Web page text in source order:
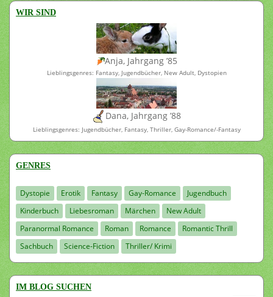
WIR SIND
Anja, Jahrgang ’85
Lieblingsgenres: Fantasy, Jugendbücher, New Adult, Dystopien
Dana, Jahrgang ’88
Lieblingsgenres: Jugendbücher, Fantasy, Thriller, Gay-Romance/-Fantasy
GENRES
Dystopie Erotik Fantasy Gay-Romance
Jugendbuch
Kinderbuch
Liebesroman Märchen
New Adult
Paranormal Romance
Roman Romance
Romantic Thrill
Sachbuch
Science-Fiction Thriller/ Krimi
IM BLOG SUCHEN